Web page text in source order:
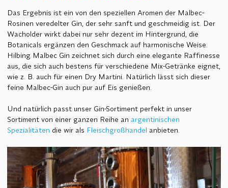
Das Ergebnis ist ein von den speziellen Aromen der Malbec-
Rosinen veredelter Gin, der sehr sanft und geschmeidig ist. Der
Wacholder wirkt dabei nur sehr dezent im Hintergrund, die
Botanicals ergänzen den Geschmack auf harmonische Weise.
Hilbing Malbec Gin zeichnet sich durch eine elegante Raffinesse
aus, die sich auch bestens für verschiedene Mix-Getränke eignet,
wie z. B. auch für einen Dry Martini. Natürlich lässt sich dieser
feine Malbec-Gin auch pur auf Eis genießen.
Und natürlich passt unser Gin-Sortiment perfekt in unser
Sortiment von einer ganzen Reihe an argentinischen
Spezialitäten die wir als Fleischgroßhandel anbieten.